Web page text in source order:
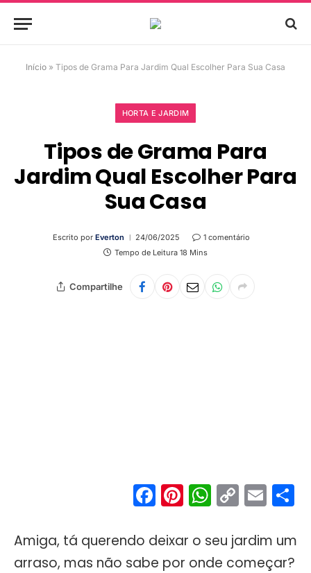
Início » Tipos de Grama Para Jardim Qual Escolher Para Sua Casa
HORTA E JARDIM
Tipos de Grama Para
Jardim Qual Escolher Para
Sua Casa
Escrito por Everton 24/06/2025
1 comentário
Tempo de Leitura 18 Mins
Compartilhe
Facebook
Pinterest
Copy
Link
Amiga, tá querendo deixar o seu jardim um
arraso, mas não sabe por onde começar?